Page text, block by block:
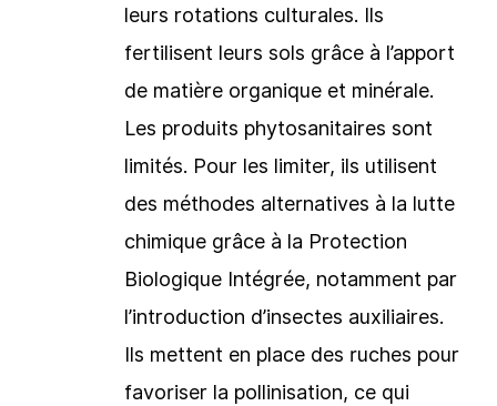
leurs rotations culturales. Ils
fertilisent leurs sols grâce à l’apport
de matière organique et minérale.
Les produits phytosanitaires sont
limités. Pour les limiter, ils utilisent
des méthodes alternatives à la lutte
chimique grâce à la Protection
Biologique Intégrée, notamment par
l’introduction d’insectes auxiliaires.
Ils mettent en place des ruches pour
favoriser la pollinisation, ce qui